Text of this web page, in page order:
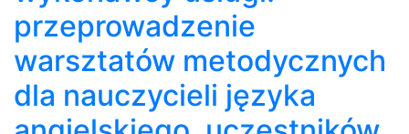
przeprowadzenie
warsztatów metodycznych
dla nauczycieli języka